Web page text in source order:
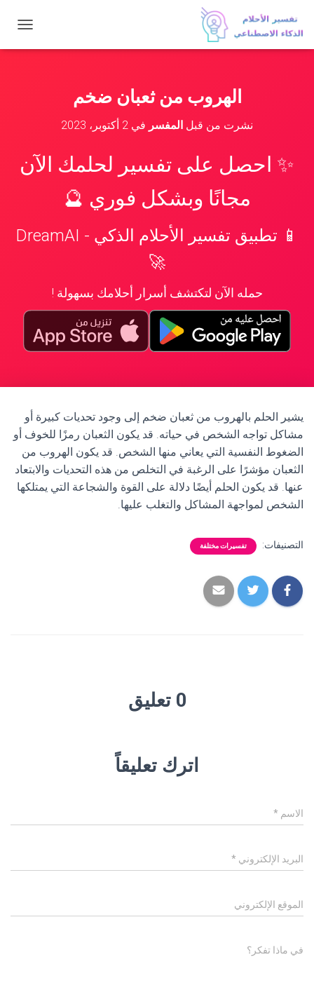
ب
ل
الهروب من ثعبان ضخم
نشرت من قبل المفسر في 2 أكتوبر، 2023
✨ احصل على تفسير لحلمك الآن
مجانًا وبشكل فوري 🔮
📱 تطبيق تفسير الأحلام الذكي - DreamAI
🚀
حمله الآن لتكتشف أسرار أحلامك بسهولة !
يشير الحلم بالهروب من ثعبان ضخم إلى وجود تحديات كبيرة أو
مشاكل تواجه الشخص في حياته. قد يكون الثعبان رمزًا للخوف أو
الضغوط النفسية التي يعاني منها الشخص. قد يكون الهروب من
الثعبان مؤشرًا على الرغبة في التخلص من هذه التحديات والابتعاد
عنها. قد يكون الحلم أيضًا دلالة على القوة والشجاعة التي يمتلكها
الشخص لمواجهة المشاكل والتغلب عليها.
التصنيفات: تفسيرات مختلفة
0 تعليق
اترك تعليقاً
الاسم *
البريد الإلكتروني *
الموقع الإلكتروني
في ماذا تفكر؟